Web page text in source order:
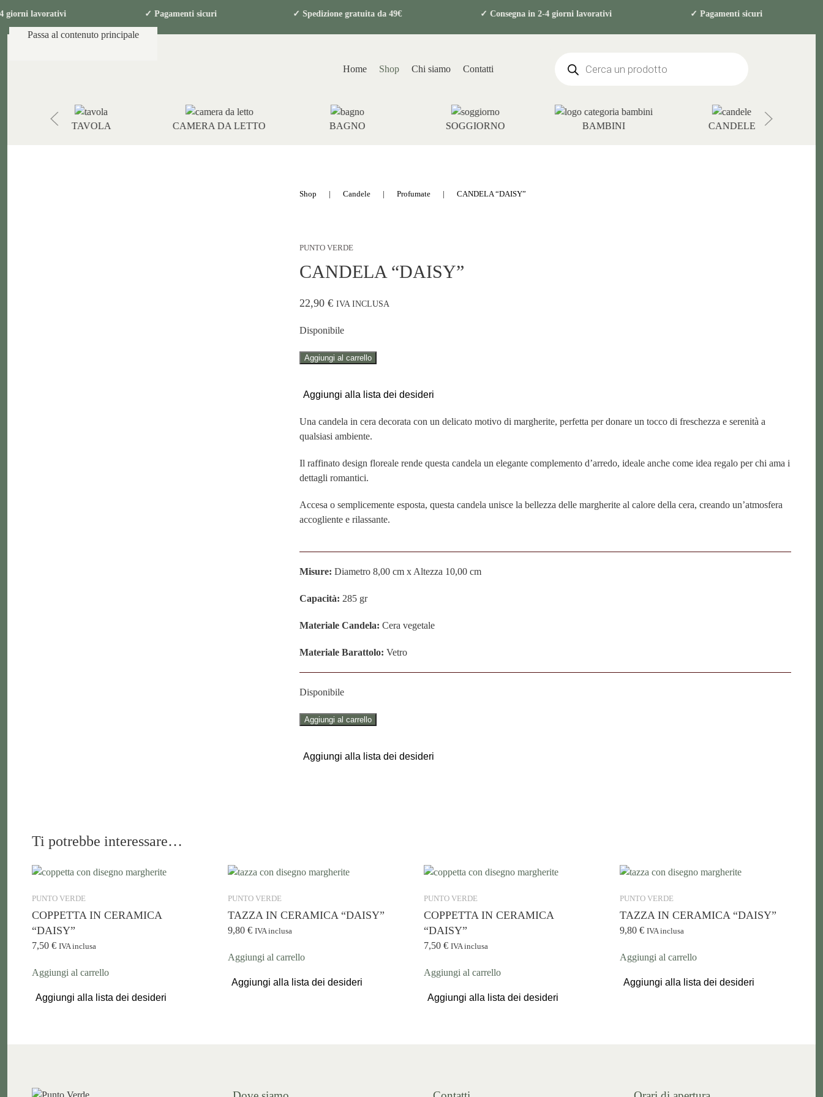
in 2-4 giorni lavorativi ✓ Pagamenti sicuri ✓ Spedizione gratuita da 49€ ✓ Consegna in 2-4 giorni lavorativi ✓ Pagamenti
Passa al contenuto principale
Home Shop Chi siamo Contatti
search
TAVOLA CAMERA DA LETTO BAGNO SOGGIORNO BAMBINI CANDELE
Shop Candele Profumate CANDELA “DAISY”
PUNTO VERDE
CANDELA “DAISY”
22,90 € IVA INCLUSA
Disponibile
CANDELA
Aggiungi al carrello
Aggiungi alla lista dei desideri
Una candela in cera decorata con un delicato motivo di margherite, perfetta per donare un tocco di freschezza e serenità a
qualsiasi ambiente.
Il raffinato design floreale rende questa candela un elegante complemento d’arredo, ideale anche come idea regalo per chi ama i
dettagli romantici.
Accesa o semplicemente esposta, questa candela unisce la bellezza delle margherite al calore della cera, creando un’atmosfera
accogliente e rilassante.
Misure: Diametro 8,00 cm x Altezza 10,00 cm
Capacità: 285 gr
Materiale Candela: Cera vegetale
Materiale Barattolo: Vetro
Disponibile
CANDELA
Aggiungi al carrello
Aggiungi alla lista dei desideri
Ti potrebbe interessare…
PUNTO VERDE
COPPETTA IN CERAMICA
“DAISY”
7,50 € IVA inclusa
Aggiungi al carrello
Aggiungi alla lista dei desideri
PUNTO VERDE
TAZZA IN CERAMICA “DAISY”
9,80 € IVA inclusa
Aggiungi al carrello
Aggiungi alla lista dei desideri
PUNTO VERDE
COPPETTA IN CERAMICA
“DAISY”
7,50 € IVA inclusa
Aggiungi al carrello
Aggiungi alla lista dei desideri
PUNTO VERDE
TAZZA IN CERAMICA “DAISY”
9,80 € IVA inclusa
Aggiungi al carrello
Aggiungi alla lista dei desideri